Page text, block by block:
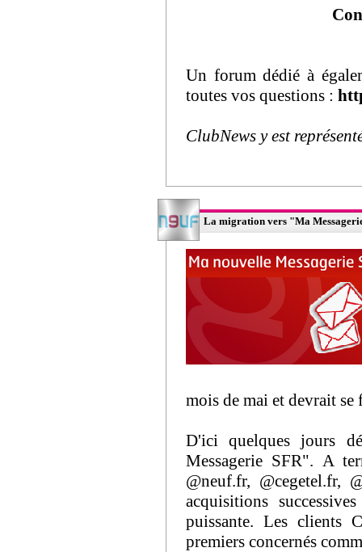
Un forum dédié à
toutes vos questions :
ClubNews y est
La migration vers "Ma
mois de mai et devrait
D'ici quelques jours
Messagerie SFR". A
@neuf.fr, @cegetel.fr,
acquisitions
puissante. Les clients
premiers concernés